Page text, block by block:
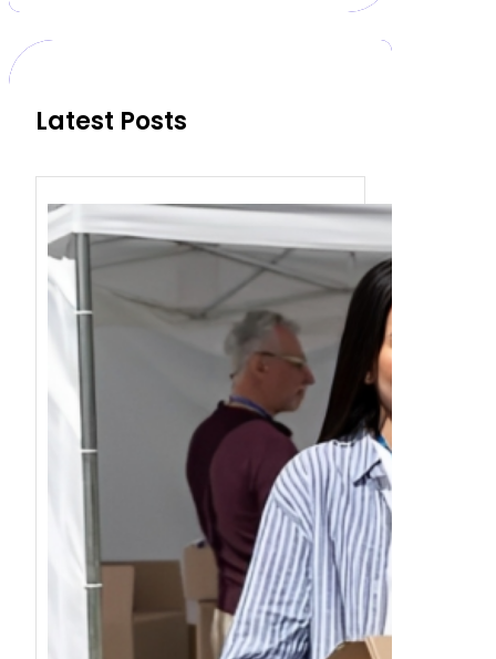
Latest Posts